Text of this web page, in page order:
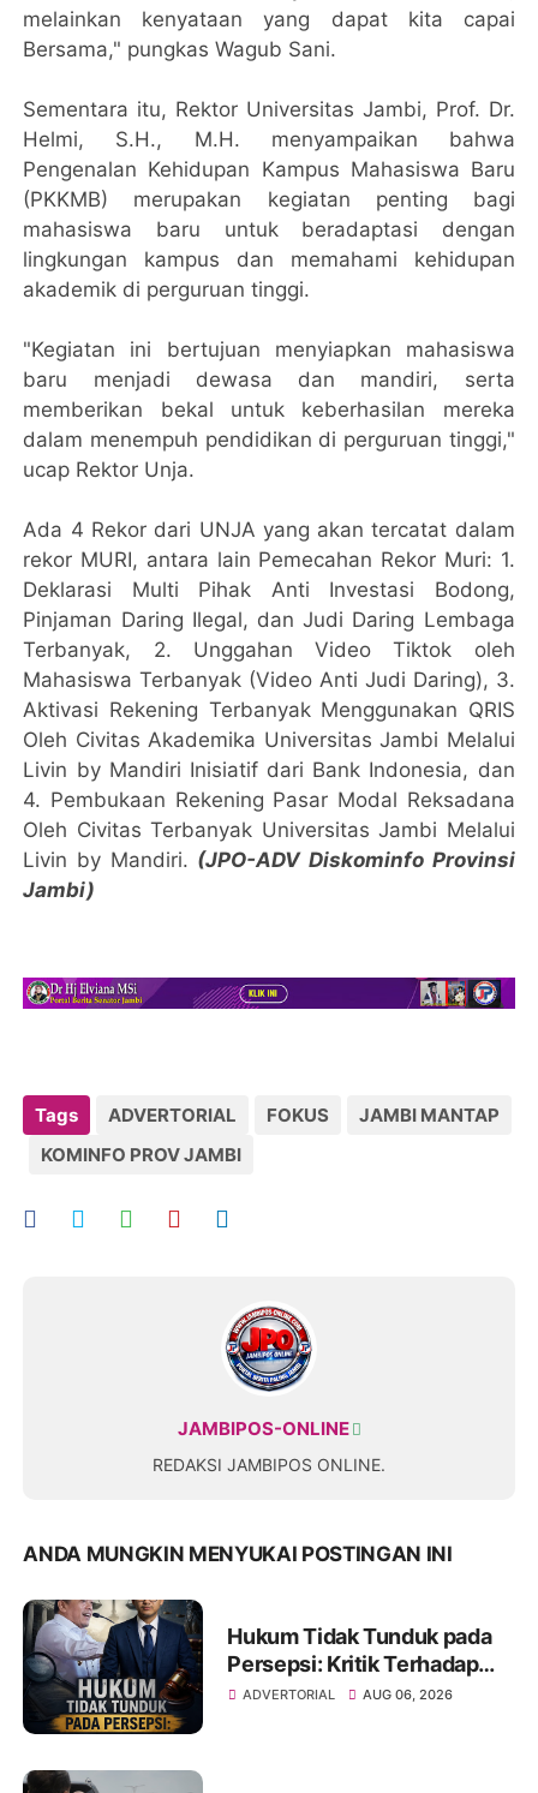
melainkan kenyataan yang dapat kita capai
Bersama," pungkas Wagub Sani.
Sementara itu, Rektor Universitas Jambi, Prof. Dr.
Helmi, S.H., M.H. menyampaikan bahwa
Pengenalan Kehidupan Kampus Mahasiswa Baru
(PKKMB) merupakan kegiatan penting bagi
mahasiswa baru untuk beradaptasi dengan
lingkungan kampus dan memahami kehidupan
akademik di perguruan tinggi.
"Kegiatan ini bertujuan menyiapkan mahasiswa
baru menjadi dewasa dan mandiri, serta
memberikan bekal untuk keberhasilan mereka
dalam menempuh pendidikan di perguruan tinggi,"
ucap Rektor Unja.
Ada 4 Rekor dari UNJA yang akan tercatat dalam
rekor MURI, antara lain Pemecahan Rekor Muri: 1.
Deklarasi Multi Pihak Anti Investasi Bodong,
Pinjaman Daring Ilegal, dan Judi Daring Lembaga
Terbanyak, 2. Unggahan Video Tiktok oleh
Mahasiswa Terbanyak (Video Anti Judi Daring), 3.
Aktivasi Rekening Terbanyak Menggunakan QRIS
Oleh Civitas Akademika Universitas Jambi Melalui
Livin by Mandiri Inisiatif dari Bank Indonesia, dan
4. Pembukaan Rekening Pasar Modal Reksadana
Oleh Civitas Terbanyak Universitas Jambi Melalui
Livin by Mandiri. (JPO-ADV Diskominfo Provinsi
Jambi)
Tags ADVERTORIAL FOKUS
JAMBI MANTAP
KOMINFO PROV JAMBI
JAMBIPOS-ONLINE
REDAKSI JAMBIPOS ONLINE.
ANDA MUNGKIN MENYUKAI POSTINGAN INI
Hukum Tidak Tunduk pada
Persepsi: Kritik Terhadap
Monopoli Kebenaran oleh
ADVERTORIAL AUG 06, 2026